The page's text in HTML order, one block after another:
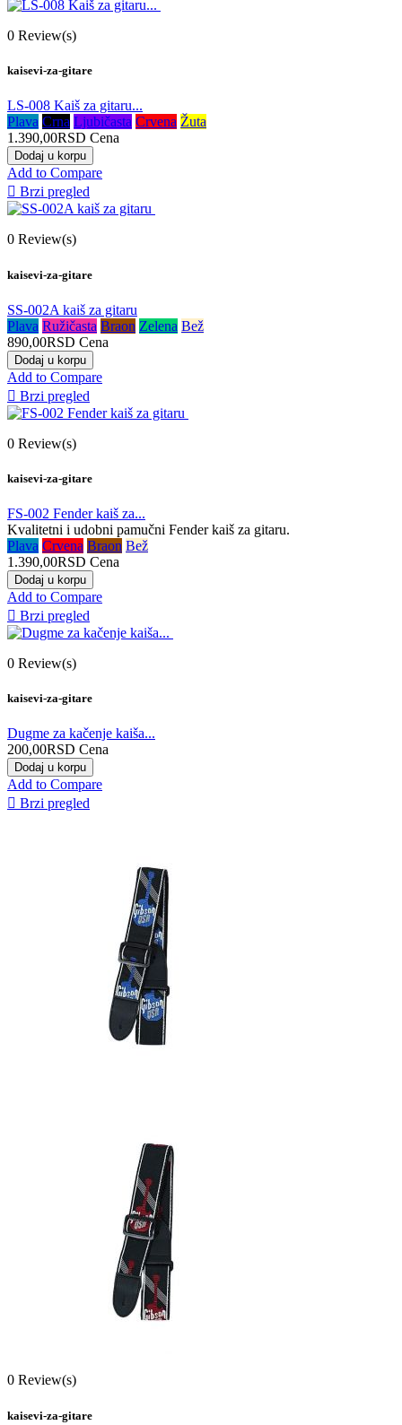
0 Review(s)
kaisevi-za-gitare
LS-008 Kaiš za gitaru...
Plava Crna Ljubičasta Crvena Žuta
1.390,00RSD Cena
Dodaj u korpu
Add to Compare
 Brzi pregled
0 Review(s)
kaisevi-za-gitare
SS-002A kaiš za gitaru
Plava Ružičasta Braon Zelena Bež
890,00RSD Cena
Dodaj u korpu
Add to Compare
 Brzi pregled
0 Review(s)
kaisevi-za-gitare
FS-002 Fender kaiš za...
Kvalitetni i udobni pamučni Fender kaiš za gitaru.
Plava Crvena Braon Bež
1.390,00RSD Cena
Dodaj u korpu
Add to Compare
 Brzi pregled
0 Review(s)
kaisevi-za-gitare
Dugme za kačenje kaiša...
200,00RSD Cena
Dodaj u korpu
Add to Compare
 Brzi pregled
0 Review(s)
kaisevi-za-gitare